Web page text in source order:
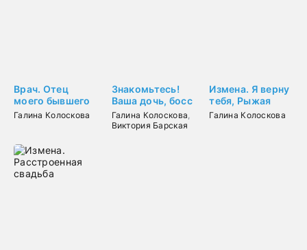
Врач. Отец
моего бывшего
Галина Колоскова
Знакомьтесь!
Ваша дочь, босс
Галина Колоскова
Виктория Барская
Измена. Я верну
тебя, Рыжая
Галина Колоскова